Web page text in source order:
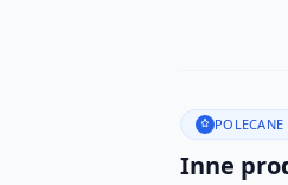
Inne